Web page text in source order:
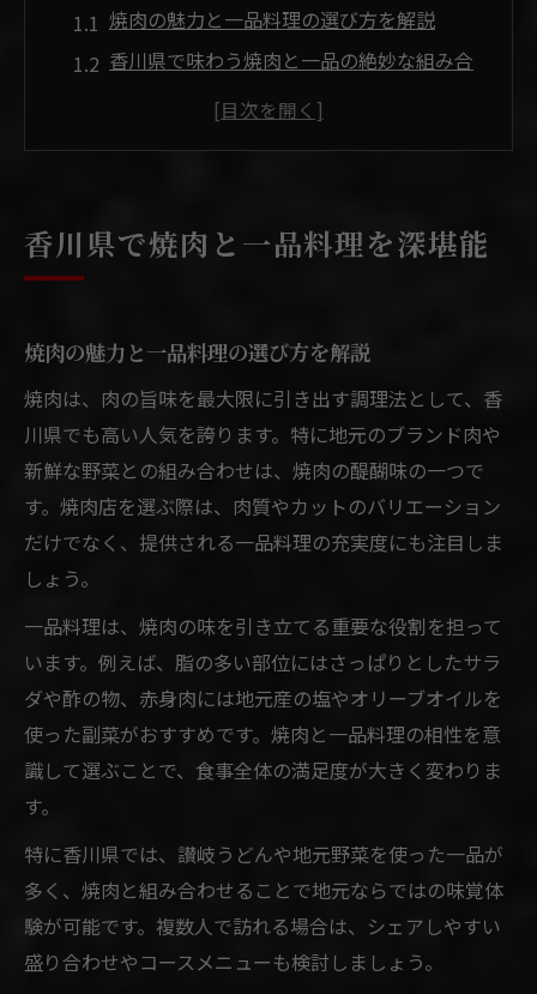
焼肉の魅力と一品料理の選び方を解説
香川県で味わう焼肉と一品の絶妙な組み合
焼肉と相性抜群な香川県の一品料理とは
焼肉で堪能する香川ブランド肉の特徴とは
焼肉で人気のブランド肉を見極める方法
焼肉店でブランド肉を選ぶメリット
焼肉で知る香川県産ブランド肉の深い味わ
い
コスパ重視なら焼肉で満足度アップ
焼肉をコスパ良く楽しむための工夫とは
焼肉食べ放題を賢く選ぶコツを紹介
コスパ重視の焼肉店選びで失敗しない方法
焼肉でコスパを高める一品料理の選び方
焼肉のコストパフォーマンスを比較する視
一品料理が引き立つ焼肉の楽しみ方
焼肉と一品料理のベストな組み合わせ方
焼肉に合う一品料理の選び方を伝授
焼肉の合間に楽しむ一品料理の魅力
香川県で焼肉と一品料理を深堪能
焼肉の魅力と一品料理の選び方を解説
焼肉は、肉の旨味を最大限に引き出す調理法として、香
川県でも高い人気を誇ります。特に地元のブランド肉や
新鮮な野菜との組み合わせは、焼肉の醍醐味の一つで
す。焼肉店を選ぶ際は、肉質やカットのバリエーション
だけでなく、提供される一品料理の充実度にも注目しま
しょう。
一品料理は、焼肉の味を引き立てる重要な役割を担って
います。例えば、脂の多い部位にはさっぱりとしたサラ
ダや酢の物、赤身肉には地元産の塩やオリーブオイルを
使った副菜がおすすめです。焼肉と一品料理の相性を意
識して選ぶことで、食事全体の満足度が大きく変わりま
す。
特に香川県では、讃岐うどんや地元野菜を使った一品が
多く、焼肉と組み合わせることで地元ならではの味覚体
験が可能です。複数人で訪れる場合は、シェアしやすい
盛り合わせやコースメニューも検討しましょう。